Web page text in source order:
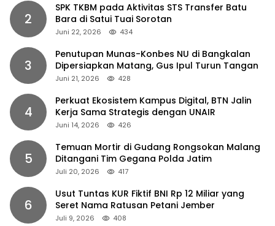
2
SPK TKBM pada Aktivitas STS Transfer Batu
Bara di Satui Tuai Sorotan
Juni 22, 2026 434
3
Penutupan Munas-Konbes NU di Bangkalan
Dipersiapkan Matang, Gus Ipul Turun Tangan
Juni 21, 2026 428
4
Perkuat Ekosistem Kampus Digital, BTN Jalin
Kerja Sama Strategis dengan UNAIR
Juni 14, 2026 426
5
Temuan Mortir di Gudang Rongsokan Malang
Ditangani Tim Gegana Polda Jatim
Juli 20, 2026 417
6
Usut Tuntas KUR Fiktif BNI Rp 12 Miliar yang
Seret Nama Ratusan Petani Jember
Juli 9, 2026 408